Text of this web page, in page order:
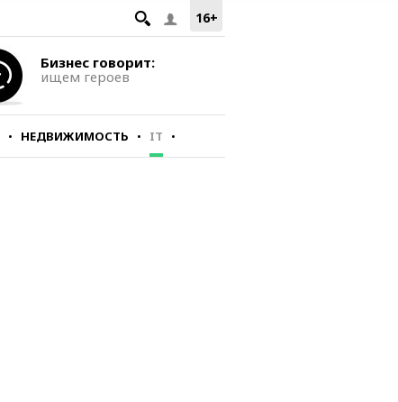
16+
Бизнес говорит:
ищем героев
НЕДВИЖИМОСТЬ IT